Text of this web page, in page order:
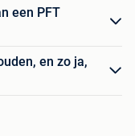
een PFT
en zo ja,